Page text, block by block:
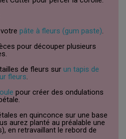
pâte à fleurs (gum paste).
pour découper plusieurs
de fleurs sur un tapis de
fleurs.
pour créer des ondulations
en quinconce sur une base
aurez planté au préalable une
en retravaillant le rebord de